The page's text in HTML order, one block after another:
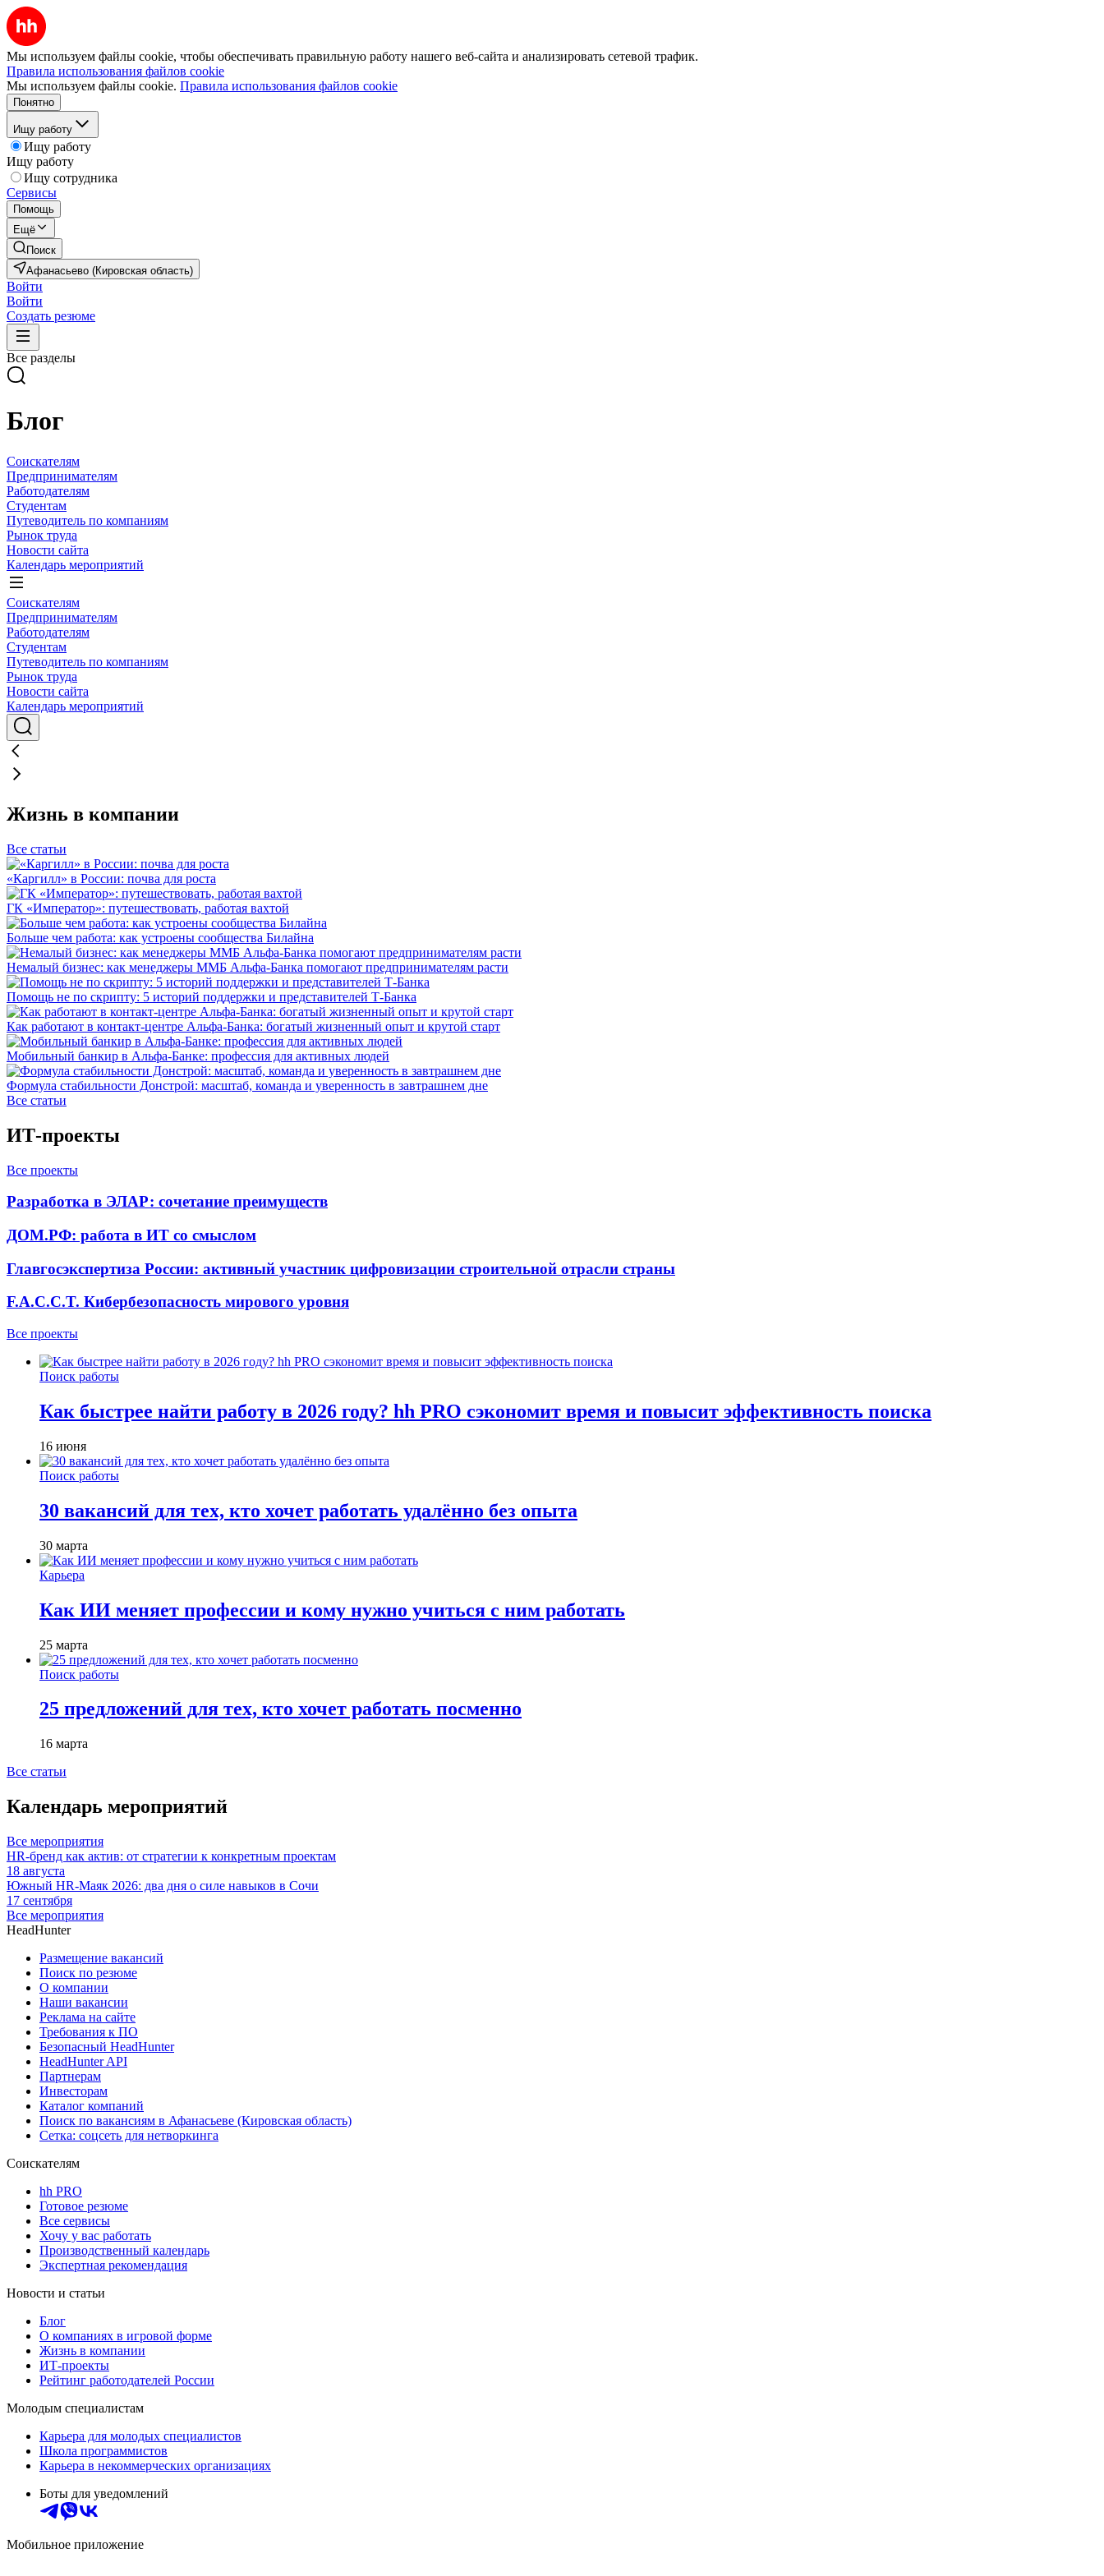
Мы используем файлы cookie, чтобы обеспечивать правильную работу нашего веб-сайта и анализировать сетевой трафик.
Правила использования файлов cookie
Мы используем файлы cookie. Правила использования файлов cookie
Понятно
Ищу работу
Ищу работу
Ищу работу
Ищу сотрудника
Сервисы
Помощь
Ещё
Поиск
Афанасьево (Кировская область)
Войти
Войти
Создать резюме
Все разделы
Блог
Соискателям
Предпринимателям
Работодателям
Студентам
Путеводитель по компаниям
Рынок труда
Новости сайта
Календарь мероприятий
Соискателям
Предпринимателям
Работодателям
Студентам
Путеводитель по компаниям
Рынок труда
Новости сайта
Календарь мероприятий
Жизнь в компании
Все статьи
«Каргилл» в России: почва для роста
ГК «Император»: путешествовать, работая вахтой
Больше чем работа: как устроены сообщества Билайна
Немалый бизнес: как менеджеры ММБ Альфа-Банка помогают предпринимателям расти
Помощь не по скрипту: 5 историй поддержки и представителей Т-Банка
Как работают в контакт-центре Альфа-Банка: богатый жизненный опыт и крутой старт
Мобильный банкир в Альфа-Банке: профессия для активных людей
Формула стабильности Донстрой: масштаб, команда и уверенность в завтрашнем дне
Все статьи
ИТ-проекты
Все проекты
Разработка в ЭЛАР: сочетание преимуществ
ДОМ.РФ: работа в ИТ со смыслом
Главгосэкспертиза России: активный участник цифровизации строительной отрасли страны
F.A.C.C.T. Кибербезопасность мирового уровня
Все проекты
Поиск работы
Как быстрее найти работу в 2026 году? hh PRO сэкономит время и повысит эффективность поиска
16 июня
Поиск работы
30 вакансий для тех, кто хочет работать удалённо без опыта
30 марта
Карьера
Как ИИ меняет профессии и кому нужно учиться с ним работать
25 марта
Поиск работы
25 предложений для тех, кто хочет работать посменно
16 марта
Все статьи
Календарь мероприятий
Все мероприятия
HR-бренд как актив: от стратегии к конкретным проектам
18 августа
Южный HR-Маяк 2026: два дня о силе навыков в Сочи
17 сентября
Все мероприятия
HeadHunter
Размещение вакансий
Поиск по резюме
О компании
Наши вакансии
Реклама на сайте
Требования к ПО
Безопасный HeadHunter
HeadHunter API
Партнерам
Инвесторам
Каталог компаний
Поиск по вакансиям в Афанасьеве (Кировская область)
Сетка: соцсеть для нетворкинга
Соискателям
hh PRO
Готовое резюме
Все сервисы
Хочу у вас работать
Производственный календарь
Экспертная рекомендация
Новости и статьи
Блог
О компаниях в игровой форме
Жизнь в компании
ИТ-проекты
Рейтинг работодателей России
Молодым специалистам
Карьера для молодых специалистов
Школа программистов
Карьера в некоммерческих организациях
Боты для уведомлений
Мобильное приложение